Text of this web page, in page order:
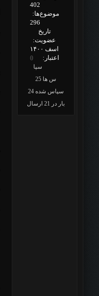
402
موضوع‌ها:
296
تاریخ
عضویت:
اسف ۱۴۰۰
اعتبار:
0
سپا
س ها 25
سپاس شده 24
بار در 21 ارسال